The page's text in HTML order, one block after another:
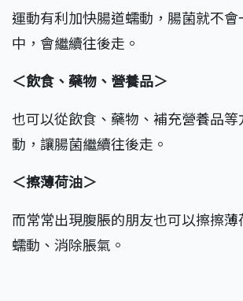
運動有利加快腸道蠕動，腸菌就不
中，會繼續往後走。
＜飲食、藥物、營養品＞
也可以從飲食、藥物、補充營養品
動，讓腸菌繼續往後走。
＜擦薄荷油＞
而常常出現腹脹的朋友也可以擦擦
蠕動、消除脹氣。